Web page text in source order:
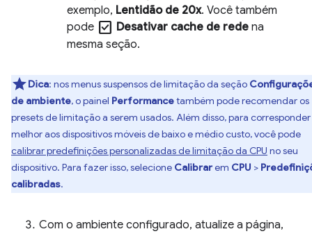
exemplo, Lentidão de 20x. Você também
pode check_box Desativar cache de rede na
mesma seção.
Dica: nos menus suspensos de limitação da seção
de ambiente, o painel Performancetambém pode recomendar os
presets de limitação a serem usados. Além disso, para corresponder
melhor aos dispositivos móveis de baixo e médio custo, você pode
calibrar predefinições personalizadas de limitação da CPU no seu
dispositivo. Para fazer isso, selecione Calibrarem CPU >
calibradas.
Com o ambiente configurado, atualize a página,